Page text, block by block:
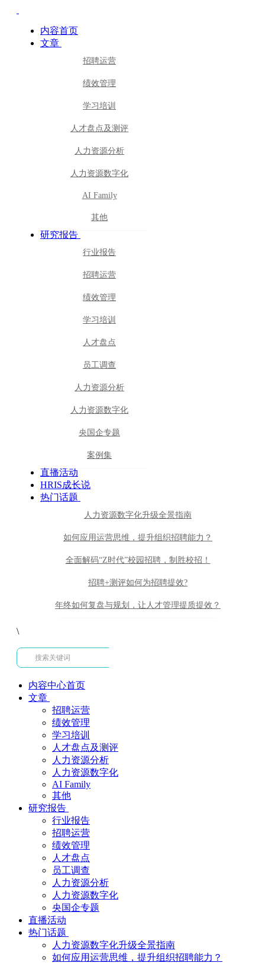
内容首页
文章
招聘运营
绩效管理
学习培训
人才盘点及测评
人力资源分析
人力资源数字化
AI Family
其他
研究报告
行业报告
招聘运营
绩效管理
学习培训
人才盘点
员工调查
人力资源分析
人力资源数字化
央国企专题
案例集
直播活动
HRIS成长说
热门话题
人力资源数字化升级全景指南
如何应用运营思维，提升组织招聘能力？
全面解码“Z时代”校园招聘，制胜校招！
招聘+测评如何为招聘提效?
年终如何复盘与规划，让人才管理提质提效？
\
内容中心首页
文章
招聘运营
绩效管理
学习培训
人才盘点及测评
人力资源分析
人力资源数字化
AI Family
其他
研究报告
行业报告
招聘运营
绩效管理
人才盘点
员工调查
人力资源分析
人力资源数字化
央国企专题
直播活动
热门话题
人力资源数字化升级全景指南
如何应用运营思维，提升组织招聘能力？